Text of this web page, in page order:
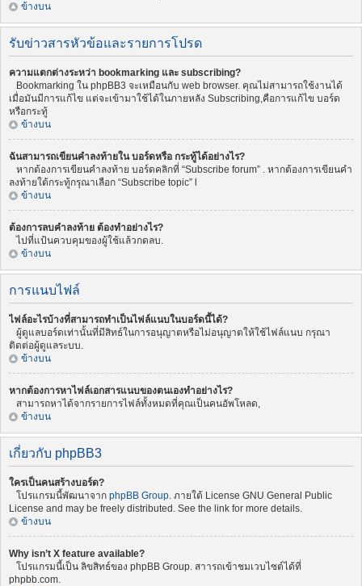
ข้างบน
รับข่าวสารหัวข้อและรายการโปรด
ความแตกต่างระหว่า bookmarking และ subscribing?
Bookmarking ใน phpBB3 จะเหมือนกับ web browser. คุณไม่สามารถใช้งานได้
เมื่อมันมีการแก้ไข แต่จะเข้ามาใช้ได้ในภายหลัง Subscribing,คือการแก้ไข บอร์ด
หรือกระทู้
ข้างบน
ฉันสามารถเขียนคำลงท้ายใน บอร์ดหรือ กระทู้ได้อย่างไร?
หากต้องการเขียนคำลงท้าย บอร์ดคลิกที่ “Subscribe forum” . หากต้องการเขียนคำ
ลงท้ายใต้กระทู้กรุณาเลือก “Subscribe topic” l
ข้างบน
ต้องการลบคำลงท้าย ต้องทำอย่างไร?
ไปที่แป้นควบคุมของผู้ใช้แล้วกดลบ.
ข้างบน
การแนบไฟล์
ไฟล์อะไรบ้างที่สามารถทำเป็นไฟล์แนบในบอร์ดนี้ได้?
ผู้ดูแลบอร์ดเท่านั้นที่มีสิทธ์ในการอนุญาตหรือไม่อนุญาตให้ใช้ไฟล์แนบ กรุณา
ติดต่อผู้ดูแลระบบ.
ข้างบน
หากต้องการหาไฟล์เอกสารแนบของตนเองทำอย่างไร?
สามารถหาได้จากรายการไฟล์ทั้งหมดที่คุณเป็นคนอัพโหลด,
ข้างบน
เกี่ยวกับ phpBB3
ใครเป็นคนสร้างบอร์ด?
โปรแกรมนี้พัฒนาจาก phpBB Group. ภายใต้ License GNU General Public
License and may be freely distributed. See the link for more details.
ข้างบน
Why isn’t X feature available?
โปรแกรมนี้เป็น ลิขสิทธ์ของ phpBB Group. สาารถเข้าชมเวบไซต์ได้ที่
phpbb.com.